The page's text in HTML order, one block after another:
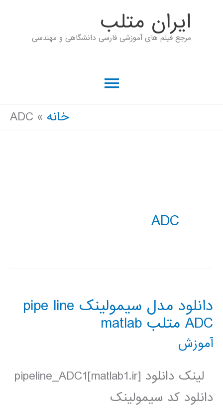
ايران متلب
مرجع فیلم های آموزشی فارسی دانشگاهی و مهندسی
فهرست
خانه ADC
ADC
دانلود مدل سیمولینک pipe line
ADC متلب matlab
آموزش
لینک دانلود pipeline_ADC1[matlab1.ir]
دانلود کد سیمولینک